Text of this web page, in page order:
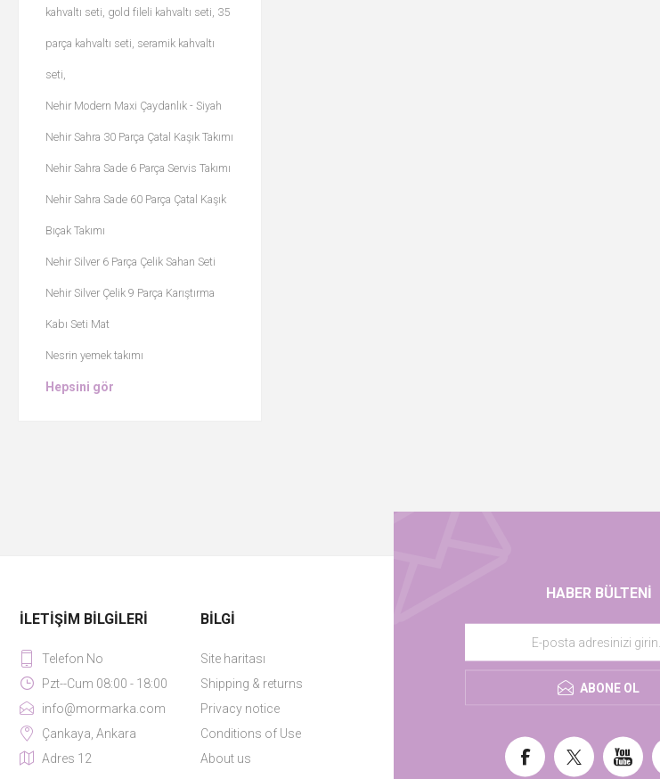
kahvaltı seti, gold fileli kahvaltı seti, 35
parça kahvaltı seti, seramik kahvaltı
seti,
Nehir Modern Maxi Çaydanlık - Siyah
Nehir Sahra 30 Parça Çatal Kaşık Takımı
Nehir Sahra Sade 6 Parça Servis Takımı
Nehir Sahra Sade 60 Parça Çatal Kaşık
Bıçak Takımı
Nehir Silver 6 Parça Çelik Sahan Seti
Nehir Silver Çelik 9 Parça Karıştırma
Kabı Seti Mat
Nesrin yemek takımı
Hepsini gör
HABER BÜLTENI
ABONE OL
İLETIŞIM BILGILERI
Telefon No
Pzt--Cum 08:00 - 18:00
info@mormarka.com
Çankaya, Ankara
Adres 12
BILGI
Site haritası
Shipping & returns
Privacy notice
Conditions of Use
About us